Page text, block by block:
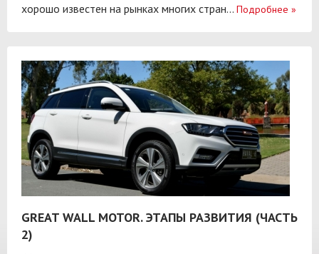
хорошо известен на рынках многих стран... Подробнее »
GREAT WALL MOTOR. ЭТАПЫ РАЗВИТИЯ (ЧАСТЬ
2)